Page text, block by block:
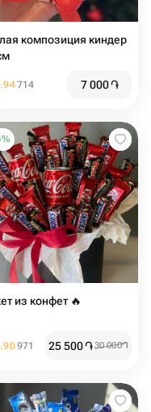
композиция киндер
714 7 000֏
%
из конфет 🔥
971 25 500֏30 000֏